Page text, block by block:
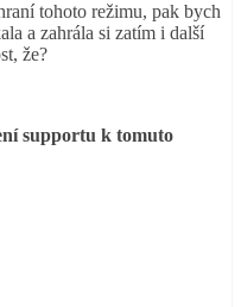
tohoto režimu, pak bych
a zahrála si zatím i další
že?
supportu k tomuto